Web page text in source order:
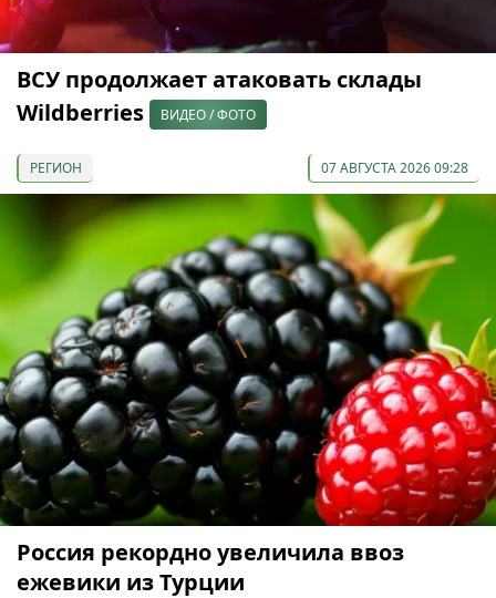
ВСУ продолжает атаковать склады
Wildberries
ВИДЕО / ФОТО
РЕГИОН 07 АВГУСТА 2026 09:28
Россия рекордно увеличила ввоз
ежевики из Турции